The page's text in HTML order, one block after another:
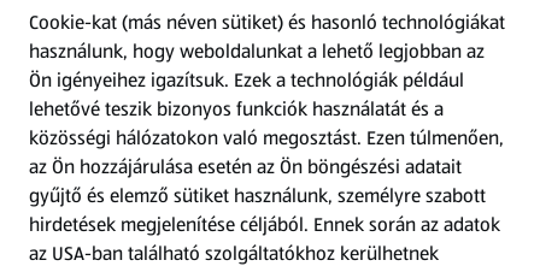
Kérdőív
Fizetési lehetőségek
ALDI utalványok
Árcsökkentés
Cookie-kat (más néven sütiket) és hasonló technológiákat
használunk, hogy weboldalunkat a lehető legjobban az
Ön igényeihez igazítsuk. Ezek a technológiák például
lehetővé teszik bizonyos funkciók használatát és a
közösségi hálózatokon való megosztást. Ezen túlmenően,
az Ön hozzájárulása esetén az Ön böngészési adatait
gyűjtő és elemző sütiket használunk, személyre szabott
hirdetések megjelenítése céljából. Ennek során az adatok
az USA-ban található szolgáltatókhoz kerülhetnek